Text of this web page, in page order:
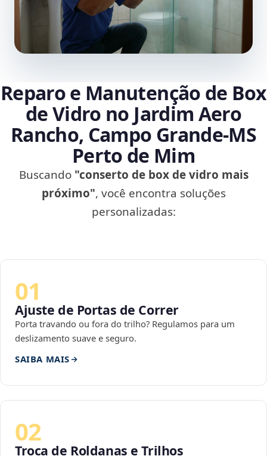
Reparo e Manutenção de Box
de Vidro no Jardim Aero
Rancho, Campo Grande‑MS
Perto de Mim
Buscando "conserto de box de vidro mais
próximo", você encontra soluções
personalizadas:
01
Ajuste de Portas de Correr
Porta travando ou fora do trilho? Regulamos para um
deslizamento suave e seguro.
SAIBA MAIS
02
Troca de Roldanas e Trilhos